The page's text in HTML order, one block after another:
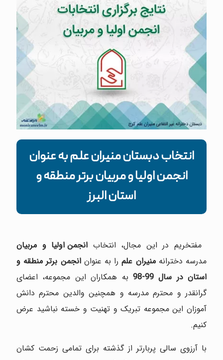
انتخاب دبستان منیران علم به عنوان
انجمن اولیا و مربیان برتر منطقه و
استان البرز
مفتخریم در این مجال، انتخاب انجمن اولیا و مربیان
مدرسه دخترانهمنیران علمرا به عنوانانجمن برتر منطقه و
استان در سال 99-98
به همکاران این مجموعه، اعضای
گرانقدر و محترم مدرسه و همچنین والدین محترم دانش
آموزان این مجموعه تبریک و تهنیت و خسته نباشید عرض
کنیم.
با آرزوی سالی پربارتر از گذشته برای تمامی زحمت کشان